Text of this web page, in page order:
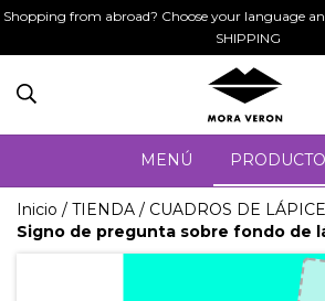
Shopping from abroad? Choose your language
SHIPPING
MENÚ
Inicio / TIENDA / CUADROS DE
Signo de pregunta sobre fondo de